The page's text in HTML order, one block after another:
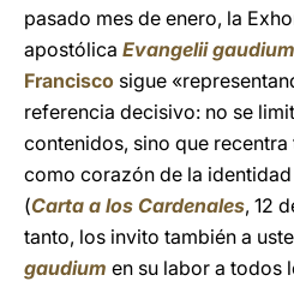
pasado mes de enero, la
apostólica Evangelii gaudium
Francisco sigue
referencia decisivo: no se
contenidos, sino que
como corazón de la
(Carta a los Cardenales, 12
tanto, los invito también a
gaudium en su labor a todos